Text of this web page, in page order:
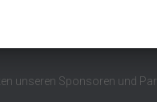
unseren Sponsoren und